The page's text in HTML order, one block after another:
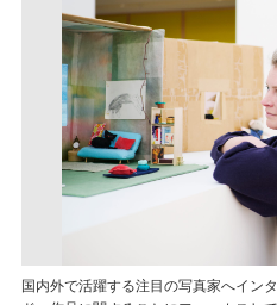
国内外で活躍する注目の写真家へイン